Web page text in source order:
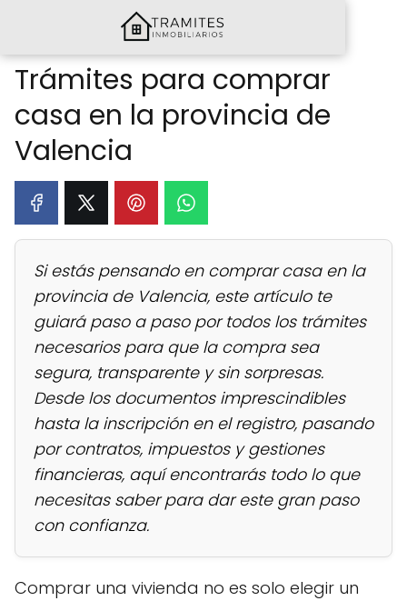
Trámites para comprar
casa en la provincia de
Valencia
Si estás pensando en comprar casa en la
provincia de Valencia, este artículo te
guiará paso a paso por todos los trámites
necesarios para que la compra sea
segura, transparente y sin sorpresas.
Desde los documentos imprescindibles
hasta la inscripción en el registro, pasando
por contratos, impuestos y gestiones
financieras, aquí encontrarás todo lo que
necesitas saber para dar este gran paso
con confianza.
Comprar una vivienda no es solo elegir un